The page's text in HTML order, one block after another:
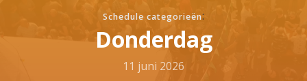
Schedule categorieën:
Donderdag
11 juni 2026